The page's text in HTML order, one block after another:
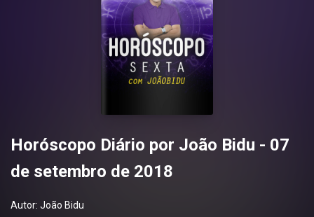
Horóscopo Diário por João Bidu - 07
de setembro de 2018
Autor: João Bidu